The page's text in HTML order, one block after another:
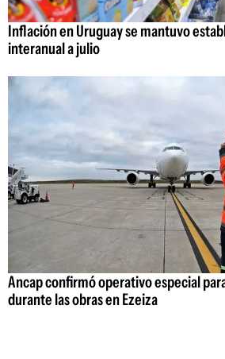
Inflación en Uruguay se mantuvo
interanual a julio
Ancap confirmó operativo especial
durante las obras en Ezeiza